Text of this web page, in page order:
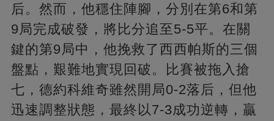
后。然而，他穩住陣腳，分別在第6和第
9局完成破發，將比分追至5-5平。在關
鍵的第9局中，他挽救了西西帕斯的三個
盤點，艱難地實現回破。比賽被拖入搶
七，德約科維奇雖然開局0-2落后，但他
迅速調整狀態，最終以7-3成功逆轉，贏